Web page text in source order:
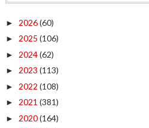
► 2026(60)
► 2025 (106)
► 2024(62)
► 2023 (113)
► 2022 (108)
► 2021 (381)
► 2020(164)